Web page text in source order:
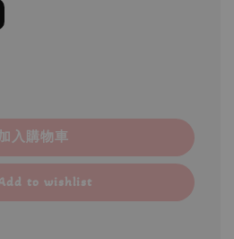
入購物車
to wishlist